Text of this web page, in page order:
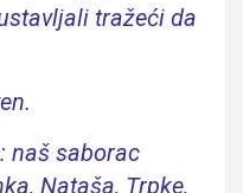
tražeći da
naš saborac
Nataša, Trpke,